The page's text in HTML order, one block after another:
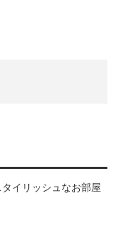
イリッシュなお部屋